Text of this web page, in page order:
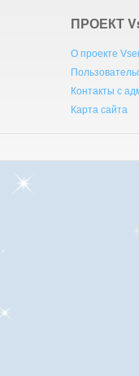
ПРОЕКТ V
О проекте
Контакты с
Карта сайта